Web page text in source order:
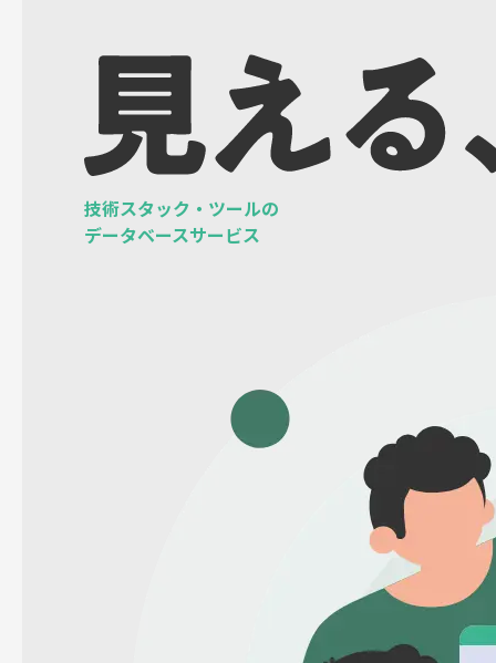
技術スタック・ツールの
データベースサービス